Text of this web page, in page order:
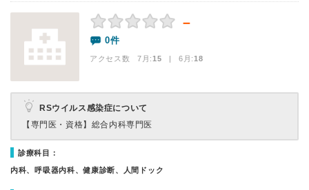
－
0件
アクセス数 7月:15 | 6月:18
RSウイルス感染症について
【専門医・資格】 総合内科専門医
診療科目：
内科、呼吸器内科、健康診断、人間ドック